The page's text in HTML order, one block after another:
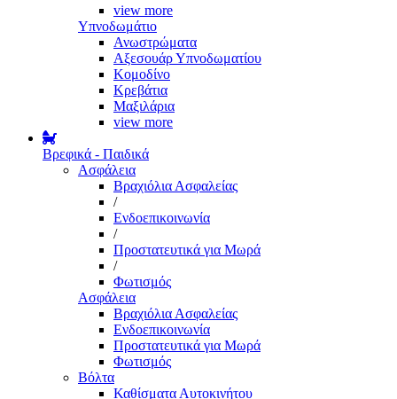
view more
Υπνοδωμάτιο
Ανωστρώματα
Αξεσουάρ Υπνοδωματίου
Κομοδίνο
Κρεβάτια
Μαξιλάρια
view more
Βρεφικά - Παιδικά
Ασφάλεια
Βραχιόλια Ασφαλείας
/
Ενδοεπικοινωνία
/
Προστατευτικά για Μωρά
/
Φωτισμός
Ασφάλεια
Βραχιόλια Ασφαλείας
Ενδοεπικοινωνία
Προστατευτικά για Μωρά
Φωτισμός
Βόλτα
Καθίσματα Αυτοκινήτου